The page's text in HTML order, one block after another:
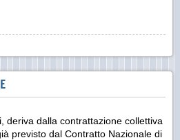
deriva dalla contrattazione collettiva
previsto dal Contratto Nazionale di